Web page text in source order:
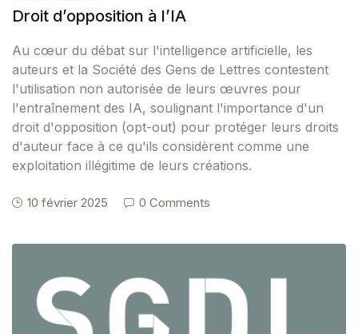
Droit d’opposition à l’IA
Au cœur du débat sur l'intelligence artificielle, les
auteurs et la Société des Gens de Lettres contestent
l'utilisation non autorisée de leurs œuvres pour
l'entraînement des IA, soulignant l'importance d'un
droit d'opposition (opt-out) pour protéger leurs droits
d'auteur face à ce qu'ils considèrent comme une
exploitation illégitime de leurs créations.
10 février 2025 0 Comments